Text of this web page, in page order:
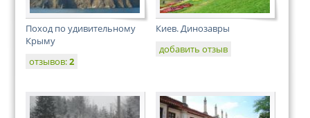
Поход по удивительному
Крыму
отзывов:2
Киев. Динозавры
добавить отзыв